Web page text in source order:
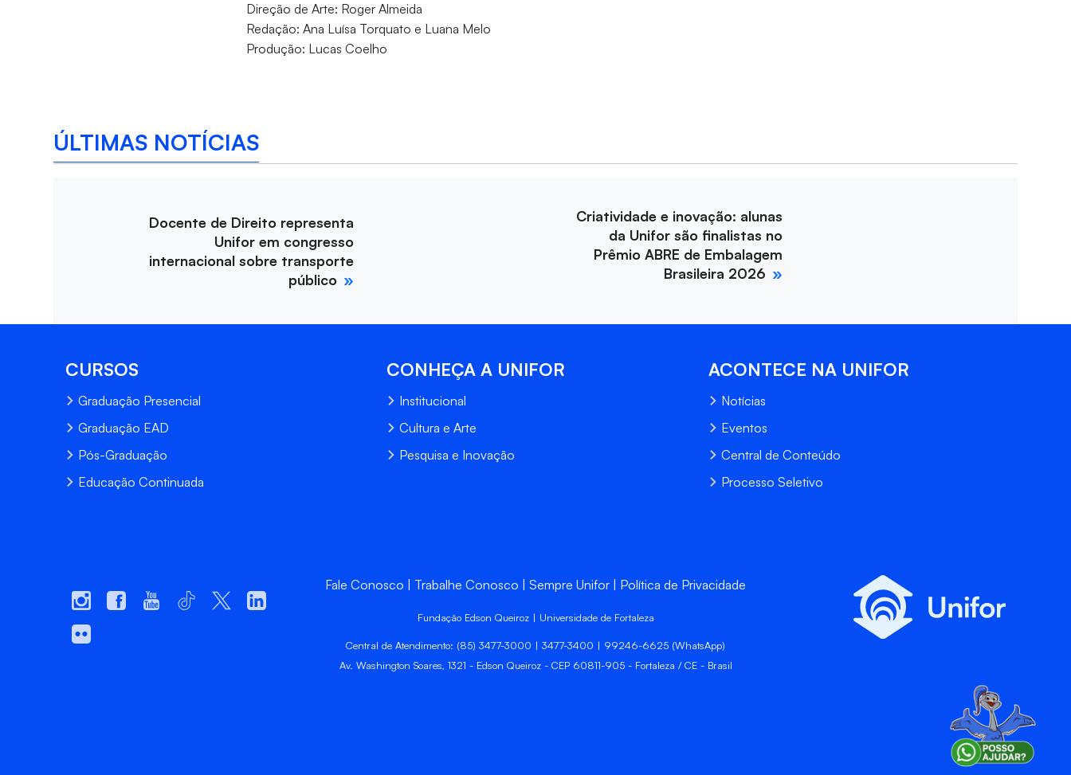
Direção de Arte: Roger Almeida
Redação: Ana Luísa Torquato e Luana Melo
Produção: Lucas Coelho
ÚLTIMAS NOTÍCIAS
Docente de Direito representa
Unifor em congresso
internacional sobre transporte
público
Criatividade e inovação: alunas
da Unifor são finalistas no
Prêmio ABRE de Embalagem
Brasileira 2026
CURSOS
Graduação Presencial
Graduação EAD
Pós-Graduação
Educação Continuada
CONHEÇA A UNIFOR
Institucional
Cultura e Arte
Pesquisa e Inovação
ACONTECE NA UNIFOR
Notícias
Eventos
Central de Conteúdo
Processo Seletivo
Fale Conosco Trabalhe Conosco Sempre Unifor Política de Privacidade
Fundação Edson Queiroz | Universidade de Fortaleza
Central de Atendimento: (85) 3477-3000 | 3477-3400 | 99246-6625 (WhatsApp)
Av. Washington Soares, 1321 - Edson Queiroz - CEP 60811-905 - Fortaleza / CE - Brasil